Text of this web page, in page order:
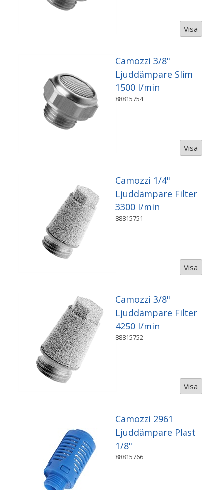
Visa
Camozzi 3/8"
Ljuddämpare Slim
1500 l/min
88815754
Visa
Camozzi 1/4"
Ljuddämpare Filter
3300 l/min
88815751
Visa
Camozzi 3/8"
Ljuddämpare Filter
4250 l/min
88815752
Visa
Camozzi 2961
Ljuddämpare Plast
1/8"
88815766